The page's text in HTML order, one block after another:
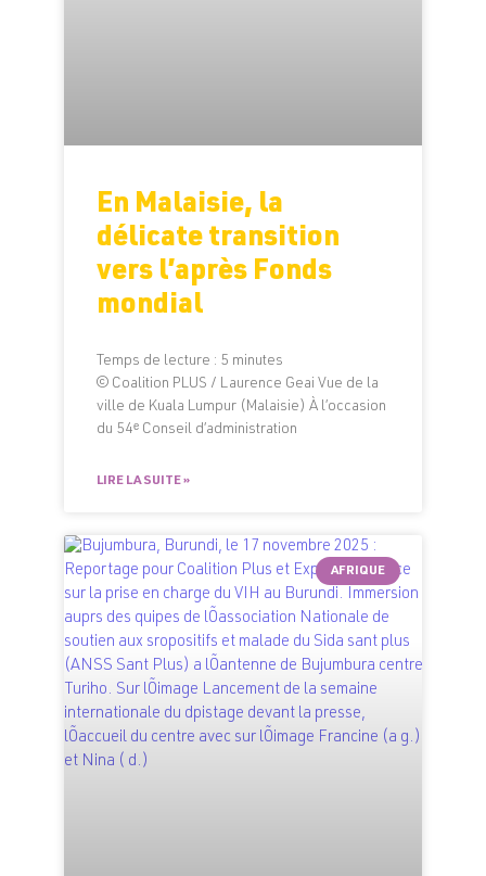
En Malaisie, la
délicate transition
vers l’après Fonds
mondial
Temps de lecture : 5 minutes
© Coalition PLUS / Laurence Geai Vue de la
ville de Kuala Lumpur (Malaisie) À l’occasion
du 54ᵉ Conseil d’administration
LIRE LA SUITE »
AFRIQUE